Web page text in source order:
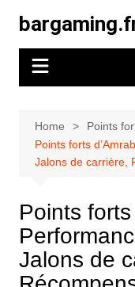
content
Home
Points
Points forts
Jalons de carrière,
Points forts
Jalons de